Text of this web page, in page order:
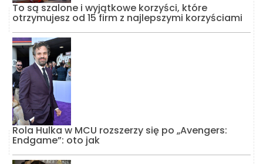
To są szalone i wyjątkowe korzyści, które
otrzymujesz od 15 firm z najlepszymi korzyściami
Rola Hulka w MCU rozszerzy się po „Avengers:
Endgame”: oto jak